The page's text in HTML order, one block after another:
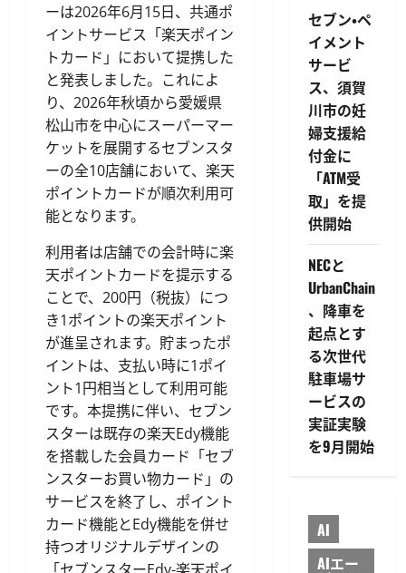
ーは2026年6月15日、共通ポ
イントサービス「楽天ポイン
トカード」において提携した
と発表しました。これによ
り、2026年秋頃から愛媛県
松山市を中心にスーパーマー
ケットを展開するセブンスタ
ーの全10店舗において、楽天
ポイントカードが順次利用可
能となります。
利用者は店舗での会計時に楽
天ポイントカードを提示する
ことで、200円（税抜）につ
き1ポイントの楽天ポイント
が進呈されます。貯まったポ
イントは、支払い時に1ポイ
ント1円相当として利用可能
です。本提携に伴い、セブン
スターは既存の楽天Edy機能
を搭載した会員カード「セブ
ンスターお買い物カード」の
サービスを終了し、ポイント
カード機能とEdy機能を併せ
持つオリジナルデザインの
セブン・ペ
イメント
サービ
ス、須賀
川市の妊
婦支援給
付金に
「ATM受
取」を提
供開始
NECと
UrbanChain
、降車を
起点とす
る次世代
駐車場サ
ービスの
実証実験
を9月開始
AI
AIエー